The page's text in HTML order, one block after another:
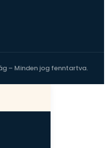
– Minden jog fenntartva.